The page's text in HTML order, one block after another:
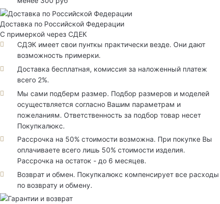
Доставка по Российской Федерации
С примеркой через СДЕК
СДЭК имеет свои пунткы практически везде. Они дают
возможность примерки.
Доставка бесплатная, комиссия за наложенный платеж
всего 2%.
Мы сами подберм размер. Подбор размеров и моделей
осуществляется согласно Вашим параметрам и
пожеланиям. Ответственность за подбор товар несет
Покупкалюкс.
Рассрочка на 50% стоимости возможна. При покупке Вы
оплачиваете всего лишь 50% стоимости изделия.
Рассрочка на остаток - до 6 месяцев.
Возврат и обмен. Покупкалюкс компенсирует все расходы
по возврату и обмену.